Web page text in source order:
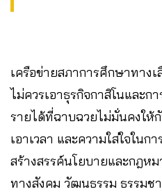
เครือข่ายสภาการศึกษาทาง
ไม่ควรเอาธุรกิจกาสิโนและก
รายได้ที่ฉาบฉวยไม่มั่นคงให้
เอาเวลา และความใส่ใจใน
สร้างสรรค์นโยบายและกฎ
ทางสังคม วัฒนธรรม ธรรมช